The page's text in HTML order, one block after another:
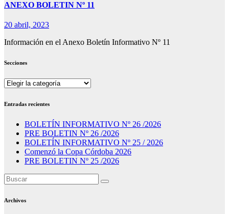
ANEXO BOLETIN Nº 11
20 abril, 2023
Información en el Anexo Boletín Informativo Nº 11
Secciones
Secciones
Entradas recientes
BOLETÍN INFORMATIVO Nº 26 /2026
PRE BOLETIN Nº 26 /2026
BOLETÍN INFORMATIVO Nº 25 / 2026
Comenzó la Copa Córdoba 2026
PRE BOLETIN Nº 25 /2026
Archivos